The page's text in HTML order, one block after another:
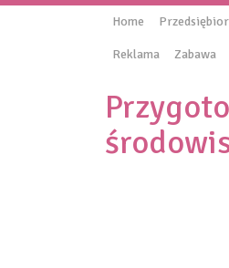
Home
Reklama Zabawa